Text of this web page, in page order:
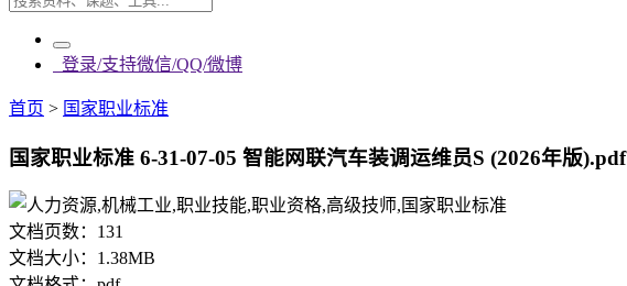
登录/支持微信/QQ/微博
首页 > 国家职业标准
国家职业标准 6-31-07-05 智能网联汽车装调运维员S (2026年版).pdf
文档页数： 131
文档大小： 1.38MB